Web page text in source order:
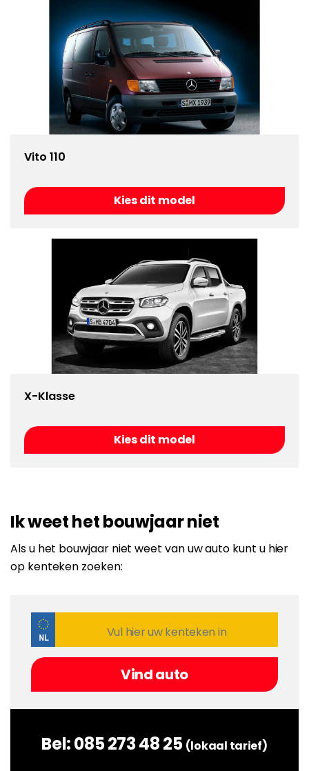
Vito 110
Kies dit model
X-Klasse
Kies dit model
Ik weet het bouwjaar niet
Als u het bouwjaar niet weet van uw auto kunt u hier
op kenteken zoeken:
Bel:085 273 48 25 (lokaal tarief)